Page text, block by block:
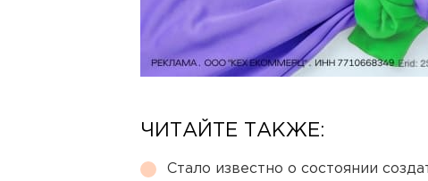
ЧИТАЙТЕ ТАКЖЕ:
Стало известно о состоянии